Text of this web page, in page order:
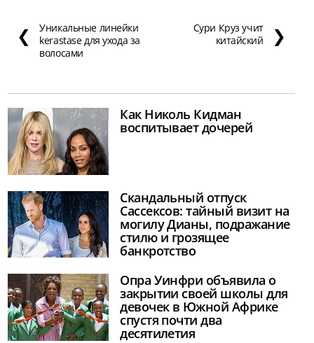
❮
Уникальные линейки
kerastase для ухода за
волосами
Сури Круз учит
китайский
❯
Как Николь Кидман
воспитывает дочерей
Скандальный отпуск
Сассексов: тайный визит на
могилу Дианы, подражание
стилю и грозящее
банкротство
Опра Уинфри объявила о
закрытии своей школы для
девочек в Южной Африке
спустя почти два
десятилетия